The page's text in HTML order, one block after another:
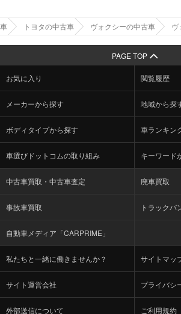
トヨタの中古車 ヴォクシーの中古車 ヴ
PAGE TOP
お気に入り 閲覧履歴
メーカーから探す 地域から探
ボディタイプから探す 車ランキン
車選びドットコムの取り組み キーワード
中古車買取・中古車査定 廃車買取
事故車買取 トラックバ
自動車メディア「CARPRIME」
私たちと一緒に働きませんか？ サイトマッ
サイト運営会社 プライバシ
外部送信について ご利用規約